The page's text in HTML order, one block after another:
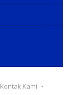
Kontak Kami